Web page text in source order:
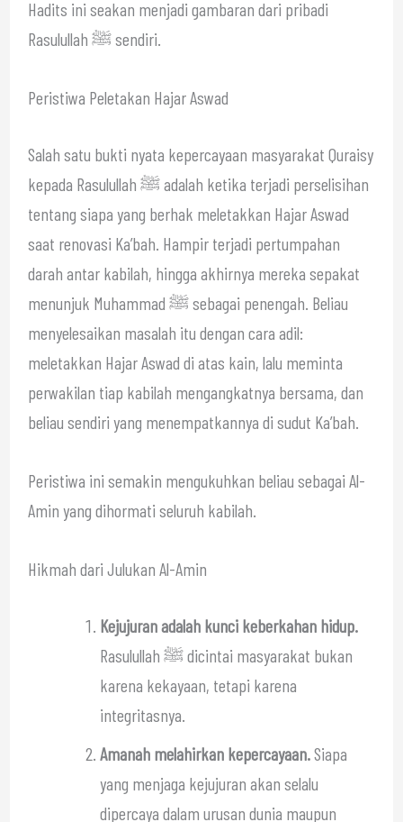
Hadits ini seakan menjadi gambaran dari pribadi
Rasulullah ﷺ sendiri.
Peristiwa Peletakan Hajar Aswad
Salah satu bukti nyata kepercayaan masyarakat Quraisy
kepada Rasulullah ﷺ adalah ketika terjadi perselisihan
tentang siapa yang berhak meletakkan Hajar Aswad
saat renovasi Ka’bah. Hampir terjadi pertumpahan
darah antar kabilah, hingga akhirnya mereka sepakat
menunjuk Muhammad ﷺ sebagai penengah. Beliau
menyelesaikan masalah itu dengan cara adil:
meletakkan Hajar Aswad di atas kain, lalu meminta
perwakilan tiap kabilah mengangkatnya bersama, dan
beliau sendiri yang menempatkannya di sudut Ka’bah.
Peristiwa ini semakin mengukuhkan beliau sebagai Al-
Amin yang dihormati seluruh kabilah.
Hikmah dari Julukan Al-Amin
Kejujuran adalah kunci keberkahan hidup.
Rasulullah ﷺ dicintai masyarakat bukan
karena kekayaan, tetapi karena
integritasnya.
Amanah melahirkan kepercayaan.Siapa
yang menjaga kejujuran akan selalu
dipercaya dalam urusan dunia maupun